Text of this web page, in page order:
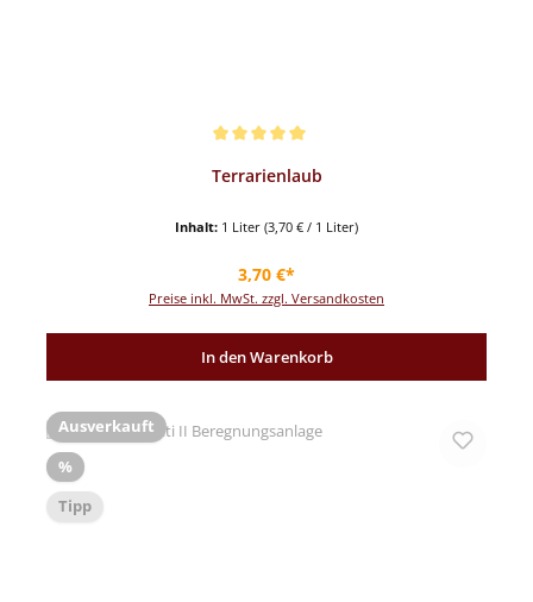
Terrarienlaub
Inhalt: 1 Liter (3,70 € / 1 Liter)
Regulärer Preis:
3,70 €*
Preise inkl. MwSt. zzgl. Versandkosten
In den Warenkorb
Ausverkauft
%Rabatt
Tipp